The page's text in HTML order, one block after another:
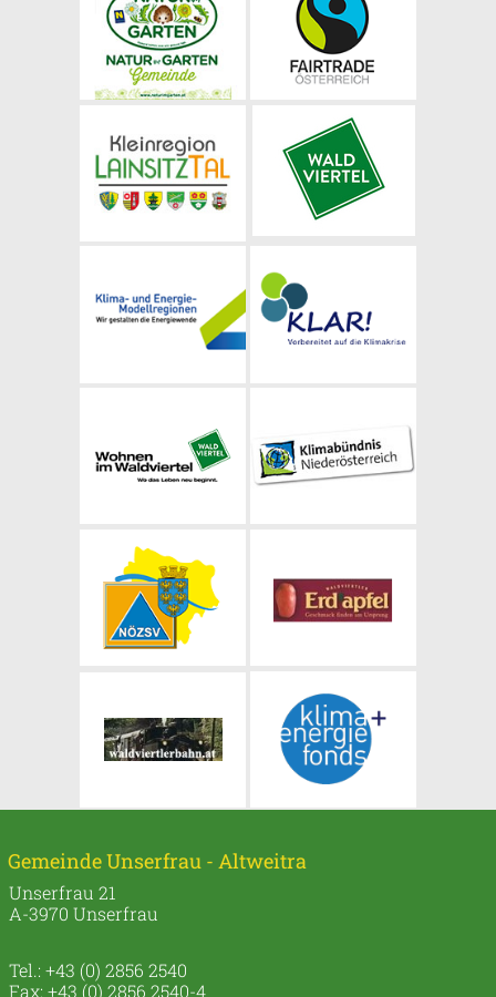
Gemeinde Unserfrau - Altweitra
Unserfrau 21
A-3970 Unserfrau
Tel.: +43 (0) 2856 2540
Fax: +43 (0) 2856 2540-4